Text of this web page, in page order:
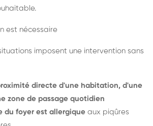
est nécessaire
imposent une intervention sans
directe d'une habitation, d'une
zone de passage quotidien
du foyer est allergique aux piqûres